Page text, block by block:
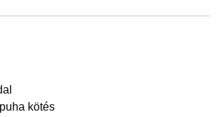
kötés